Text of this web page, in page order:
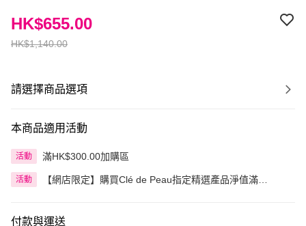
HK$1,140.00
HK$655.00
請選擇商品選項
本商品適用活動
活動 滿HK$300.00加購區
活動
【網店限定】購買Clé de Peau指定精選產品淨值滿
付款與運送